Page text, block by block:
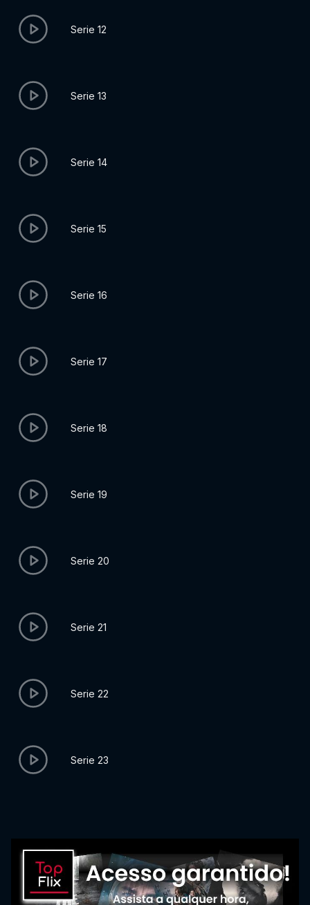
Serie 12
Serie 13
Serie 14
Serie 15
Serie 16
Serie 17
Serie 18
Serie 19
Serie 20
Serie 21
Serie 22
Serie 23